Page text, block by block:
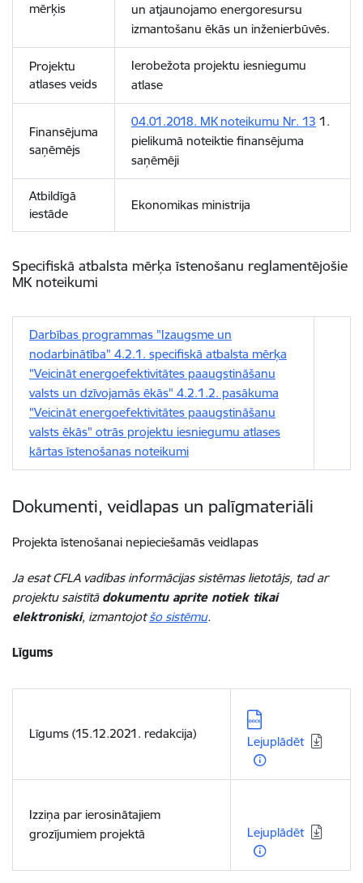
mērķis
un atjaunojamo energoresursu
izmantošanu ēkās un inženierbūvēs.
Projektu
atlases veids
Ierobežota projektu iesniegumu
atlase
Finansējuma
saņēmējs
04.01.2018. MK noteikumu Nr. 13 1.
pielikumā noteiktie finansējuma
saņēmēji
Atbildīgā
iestāde
Ekonomikas ministrija
Specifiskā atbalsta mērķa īstenošanu reglamentējošie
MK noteikumi
Darbības programmas "Izaugsme un
nodarbinātība" 4.2.1. specifiskā atbalsta mērķa
"Veicināt energoefektivitātes paaugstināšanu
valsts un dzīvojamās ēkās" 4.2.1.2. pasākuma
"Veicināt energoefektivitātes paaugstināšanu
valsts ēkās" otrās projektu iesniegumu atlases
kārtas īstenošanas noteikumi
Dokumenti, veidlapas un palīgmateriāli
Projekta īstenošanai nepieciešamās veidlapas
Ja esat CFLA vadības informācijas sistēmas lietotājs, tad ar
projektu saistītā dokumentu aprite notiek tikai
elektroniski, izmantojotšo sistēmu.
Līgums
Līgums (15.12.2021. redakcija)
Lejupielādēt:
Lejuplādēt
Izziņa par ierosinātajiem
grozījumiem projektā
Lejuplādēt